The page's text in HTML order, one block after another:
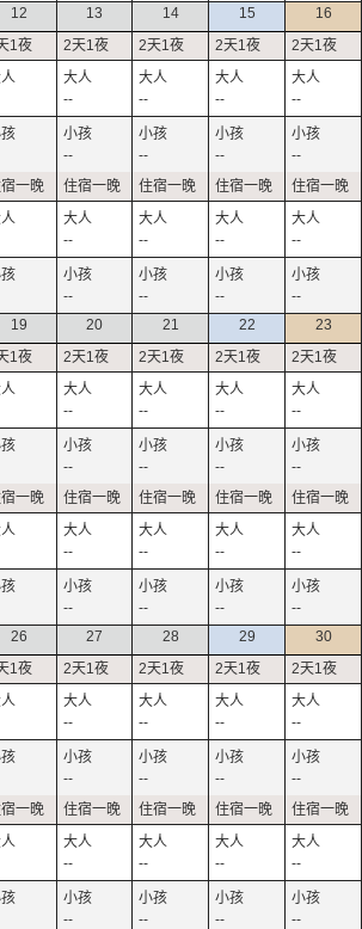
12 13
--
--
--
--
14
--
--
--
--
15
--
--
--
--
16
--
--
--
--
19 20
--
--
--
--
21
--
--
--
--
22
--
--
--
--
23
--
--
--
--
26 27
--
--
--
--
28
--
--
--
--
29
--
--
--
--
30
--
--
--
--